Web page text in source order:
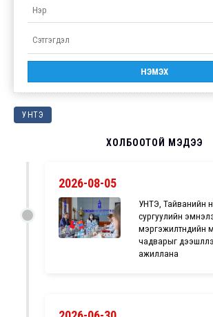
УНТЭ
ХОЛБООТОЙ МЭДЭЭ
2026-08-05
УНТЭ, Тайванийн
сургуулийн
мэргэжилтнүүдийн
чадварыг
ажиллана